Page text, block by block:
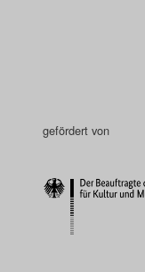
gefördert von